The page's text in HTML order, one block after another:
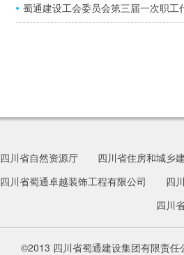
蜀通建设工会委员会第三届一次职工
四川省自然资源厅 四川省住房和城乡
四川省蜀通卓越装饰工程有限公司
四
四川
©2013 四川省蜀通建设集团有限责